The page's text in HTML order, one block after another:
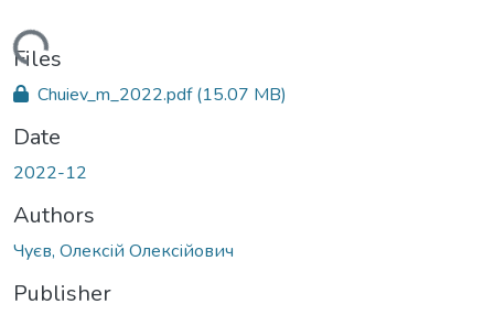
Files
Chuiev_m_2022.pdf(15.07 MB)
Date
2022-12
Authors
Чуєв, Олексій Олексійович
Publisher